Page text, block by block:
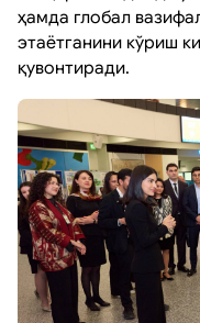
ҳамда глобал
этаётганини кўриш
қувонтиради.